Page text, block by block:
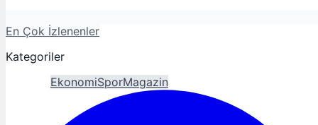
En Çok İzlenenler
Kategoriler
EkonomiSporMagazin